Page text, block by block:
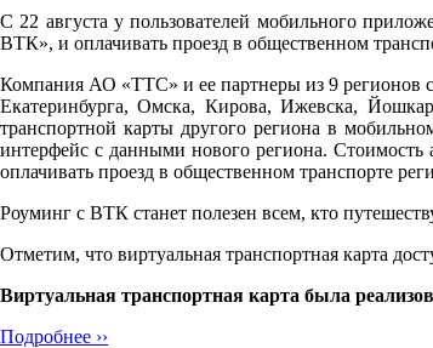
С 22 августа у пользователей мобильного
ВТК», и оплачивать проезд в общественном
Компания АО «ТТС» и ее партнеры из 9 регионов
Екатеринбурга, Омска, Кирова, Ижевска,
транспортной карты другого региона в
интерфейс с данными нового региона.
оплачивать проезд в общественном транспорте
Роуминг с ВТК станет полезен всем, кто
Отметим, что виртуальная транспортная карта
Виртуальная транспортная карта была
Подробнее ››